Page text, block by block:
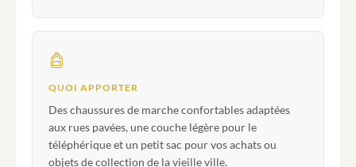
QUOI APPORTER
Des chaussures de marche confortables adaptées
aux rues pavées, une couche légère pour le
téléphérique et un petit sac pour vos achats ou
objets de collection de la vieille ville.